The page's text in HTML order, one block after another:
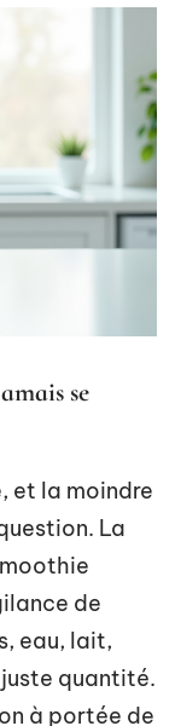
se
et la moindre
La
de
eau, lait,
quantité.
à portée de